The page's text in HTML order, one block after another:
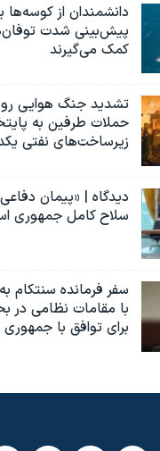
دانشمندان از کوسه‌ها
پیش‌بینی شدت
کمک می‌گیرند
تشدید جنگ هوایی
حملات طرفین به
زیرساخت‌های نفتی
دیدگاه | «پیمان
سلاح کامل جمهوری
سفر فرمانده سنتکام به
با مقامات نظامی در
برای توافق با